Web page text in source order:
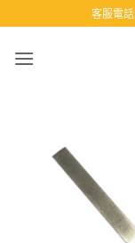
至
客服電